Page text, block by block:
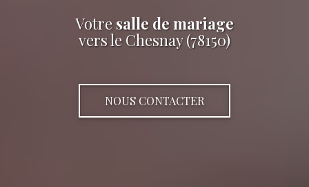
Votre salle de mariage
vers le Chesnay (78150)
NOUS CONTACTER